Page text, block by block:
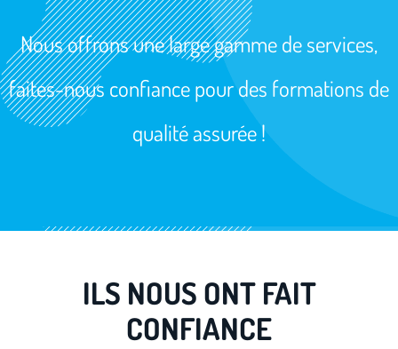
Nous offrons une large gamme de services,
faites-nous confiance pour des formations de
qualité assurée !
ILS NOUS ONT FAIT
CONFIANCE